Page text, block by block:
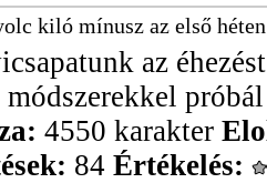
kiló mínusz az első héten
az
4550 karakter
84 Értékelés: